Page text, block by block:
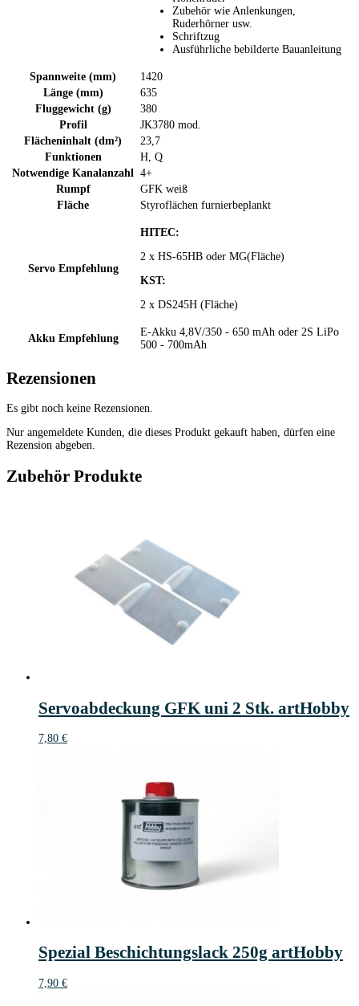
Zubehör wie Anlenkungen,
Ruderhörner usw.
Schriftzug
Ausführliche bebilderte Bauanleitung
Spannweite (mm)
1420
Länge (mm)
635
Fluggewicht (g)
380
Profil
JK3780 mod.
Flächeninhalt (dm²)
23,7
Funktionen
H, Q
Notwendige Kanalanzahl 4+
Rumpf
GFK weiß
Fläche
Styroflächen furnierbeplankt
Servo Empfehlung
HITEC:
2 x HS-65HB oder MG(Fläche)
KST:
2 x DS245H (Fläche)
Akku Empfehlung
E-Akku 4,8V/350 - 650 mAh oder 2S LiPo
500 - 700mAh
Rezensionen
Es gibt noch keine Rezensionen.
Nur angemeldete Kunden, die dieses Produkt gekauft haben, dürfen eine
Rezension abgeben.
Zubehör Produkte
Servoabdeckung GFK uni 2 Stk. artHobby
7,80 €
Spezial Beschichtungslack 250g artHobby
7,90 €